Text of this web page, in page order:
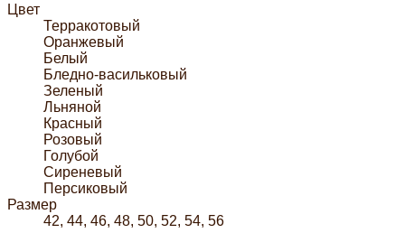
Цвет
Терракотовый
Оранжевый
Белый
Бледно-васильковый
Зеленый
Льняной
Красный
Розовый
Голубой
Сиреневый
Персиковый
Размер
42, 44, 46, 48, 50, 52, 54, 56